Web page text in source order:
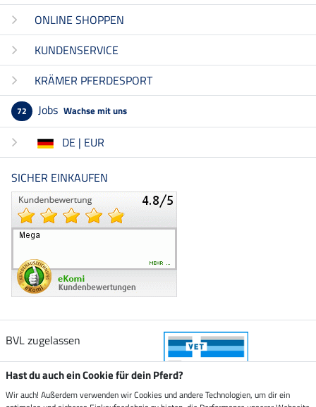
ONLINE SHOPPEN
KUNDENSERVICE
KRÄMER PFERDESPORT
72 Jobs Wachse mit uns
DE | EUR
SICHER EINKAUFEN
BVL zugelassen
Hast du auch ein Cookie für dein Pferd?
Wir auch! Außerdem verwenden wir Cookies und andere Technologien, um dir ein